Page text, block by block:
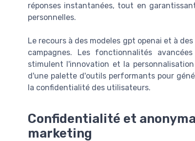
réponses instantanées, tout en
personnelles.
Le recours à des modeles gpt openai et à
campagnes. Les fonctionnalités
stimulent l'innovation et la
d'une palette d'outils performants pour
la confidentialité des utilisateurs.
Confidentialité et
marketing